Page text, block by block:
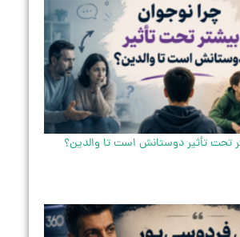
تحت تأثیر دوستانش است تا والدین؟